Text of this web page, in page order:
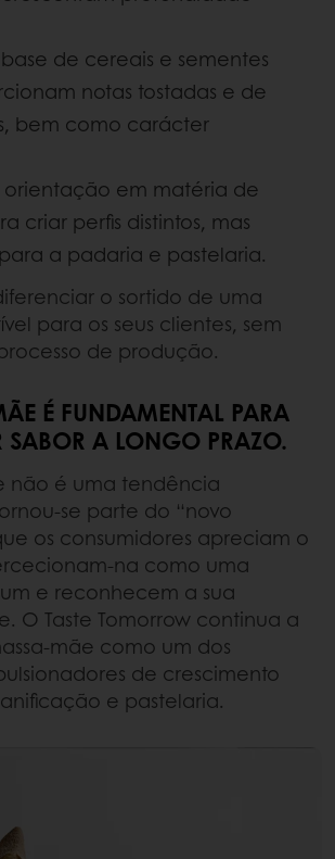
de cereais e sementes
notas tostadas e de
bem como carácter
orientação em matéria de
criar perfis distintos, mas
a padaria e pastelaria.
o sortido de uma
para os seus clientes, sem
de produção.
É FUNDAMENTAL PARA
SABOR A LONGO PRAZO.
não é uma tendência
se parte do “novo
os consumidores apreciam o
na como uma
e reconhecem a sua
O Taste Tomorrow continua a
mãe como um dos
de crescimento
e pastelaria.